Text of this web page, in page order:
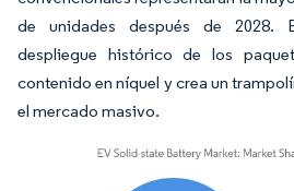
de unidades después de 2028.
despliegue histórico de los
contenido en níquel y crea un
el mercado masivo.